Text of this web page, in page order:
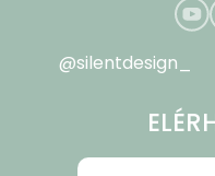
@silentdesign_